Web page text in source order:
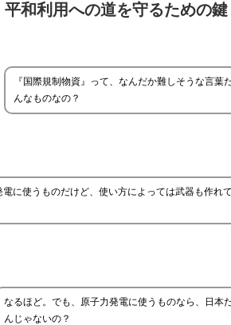
和利用への道を守るための鍵
『国際規制物資』って、なんだか難しそうな言葉
んなものなの？
に使うものだけど、使い方によっては武器も作れ
なるほど。でも、原子力発電に使うものなら、日本
んじゃないの？